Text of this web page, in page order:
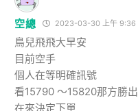
空總 2023-03-30 上午 9:36
鳥兒飛飛大早安
目前空手
個人在等明確訊號
看15790 ～15820那方勝出
在來決定下單